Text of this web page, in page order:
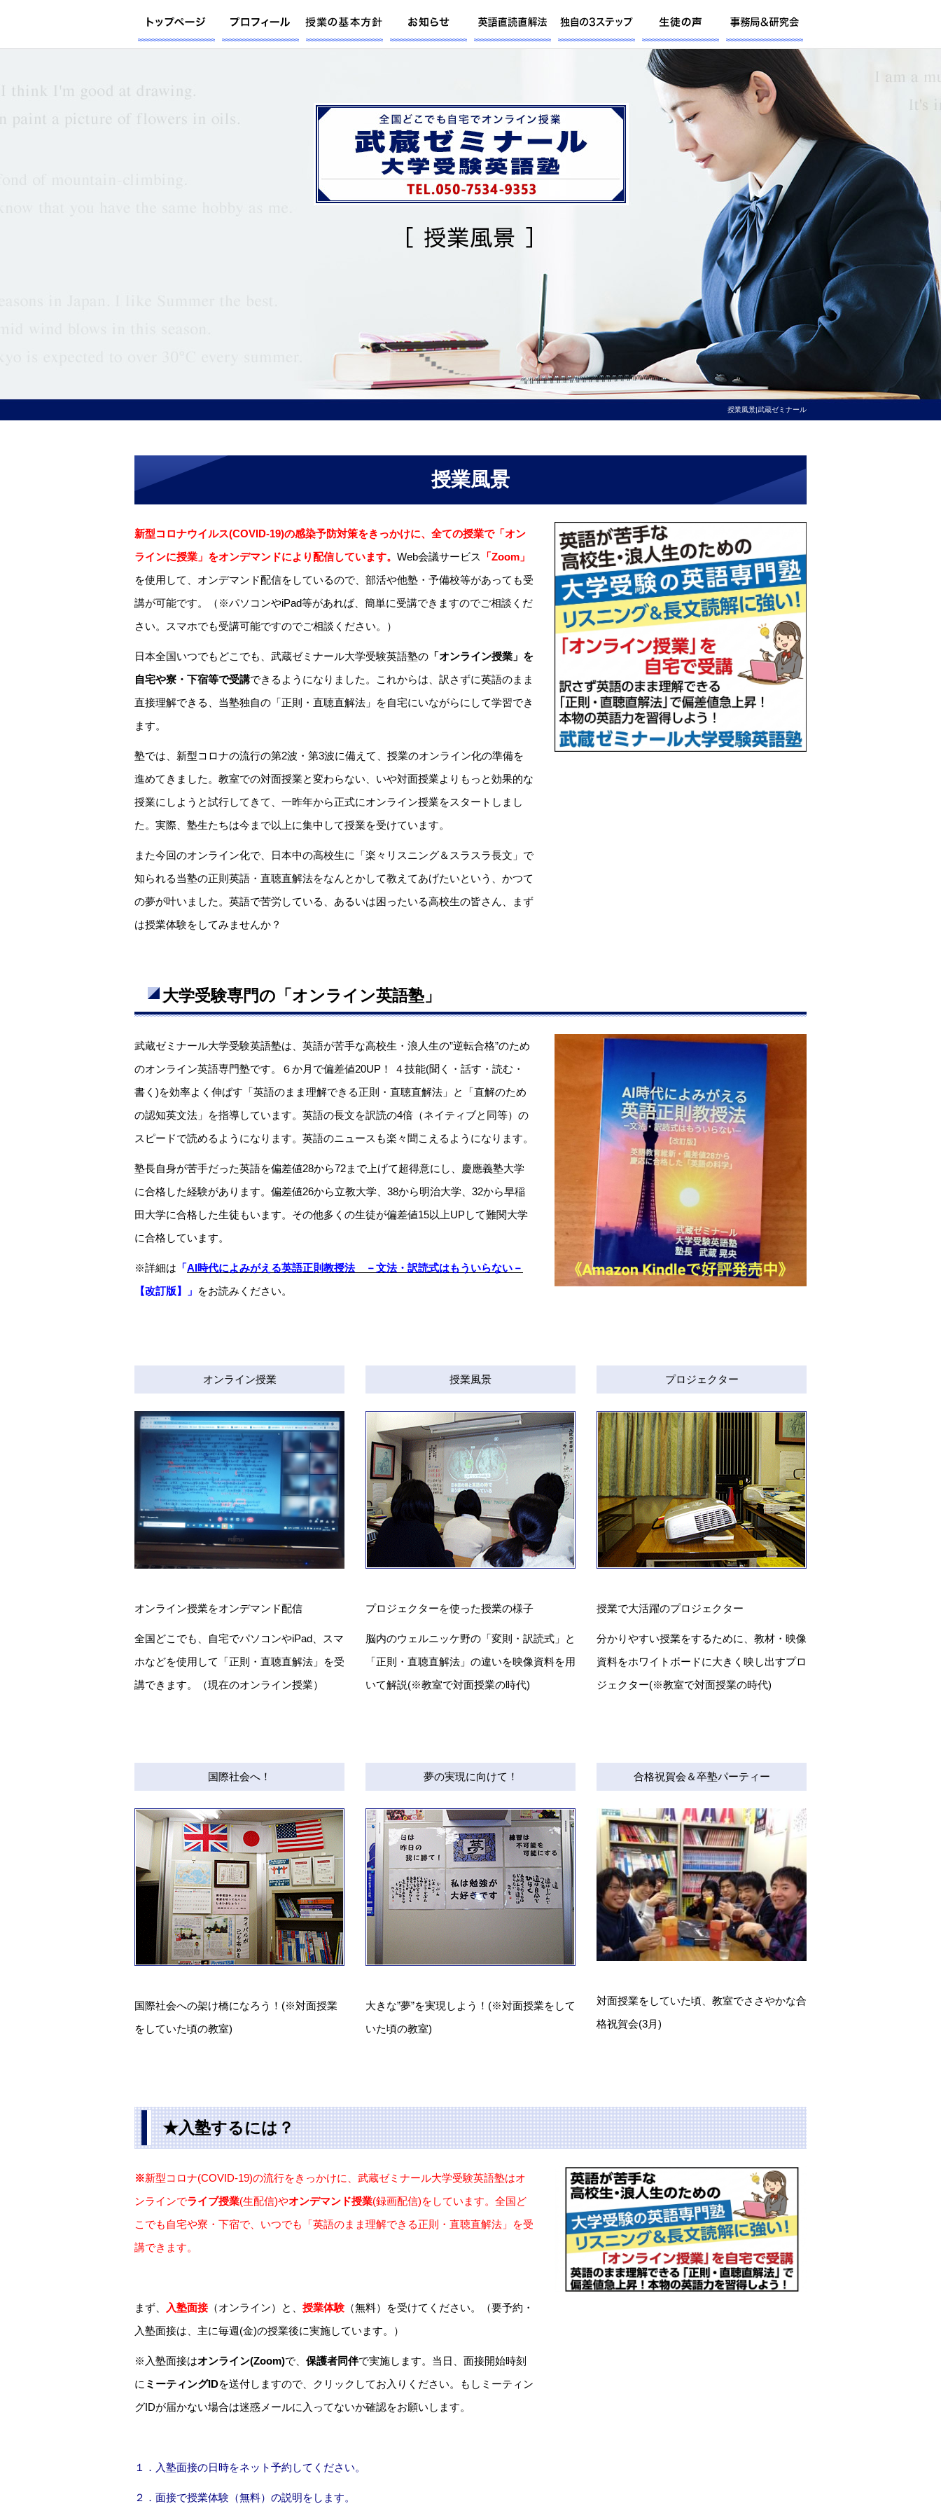
授業風景|武蔵ゼミナール
授業風景
新型コロナウイルス(COVID-19)の感染予防対策をきっかけに、全ての授業で「オン
ラインに授業」をオンデマンドにより配信しています。 Web会議サービス
「Zoom」
を使用して、オンデマンド配信をしているので、部活や他塾・予備校等があっても受
講が可能です。（※パソコンやiPad等があれば、簡単に受講できますのでご相談くだ
さい。スマホでも受講可能ですのでご相談ください。）
日本全国いつでもどこでも、武蔵ゼミナール大学受験英語塾の 「オンライン授業」を
自宅や寮・下宿等で受講できるようになりました。これからは、訳さずに英語のまま
直接理解できる、当塾独自の「正則・直聴直解法」を自宅にいながらにして学習でき
ます。
塾では、新型コロナの流行の第2波・第3波に備えて、授業のオンライン化の準備を
進めてきました。教室での対面授業と変わらない、いや対面授業よりもっと効果的な
授業にしようと試行してきて、一昨年から正式にオンライン授業をスタートしまし
た。実際、塾生たちは今まで以上に集中して授業を受けています。
また今回のオンライン化で、日本中の高校生に「楽々リスニング＆スラスラ長文」で
知られる当塾の正則英語・直聴直解法をなんとかして教えてあげたいという、かつて
の夢が叶いました。英語で苦労している、あるいは困ったいる高校生の皆さん、まず
は授業体験をしてみませんか？
大学受験専門の「オンライン英語塾」
武蔵ゼミナール大学受験英語塾は、英語が苦手な高校生・浪人生の”逆転合格”のため
のオンライン英語専門塾です。６か月で偏差値20UP！ ４技能(聞く・話す・読む・
書く)を効率よく伸ばす「英語のまま理解できる正則・直聴直解法」と「直解のため
の認知英文法」を指導しています。英語の長文を訳読の4倍（ネイティブと同等）の
スピードで読めるようになります。英語のニュースも楽々聞こえるようになります。
塾長自身が苦手だった英語を偏差値28から72まで上げて超得意にし、慶應義塾大学
に合格した経験があります。偏差値26から立教大学、38から明治大学、32から早稲
田大学に合格した生徒もいます。その他多くの生徒が偏差値15以上UPして難関大学
に合格しています。
※詳細は 「AI時代によみがえる英語正則教授法 －文法・訳読式はもういらない－
【改訂版】」 をお読みください。
オンライン授業
オンライン授業をオンデマンド配信
全国どこでも、自宅でパソコンやiPad、スマ
ホなどを使用して「正則・直聴直解法」を受
講できます。（現在のオンライン授業）
授業風景
プロジェクターを使った授業の様子
脳内のウェルニッケ野の「変則・訳読式」と
「正則・直聴直解法」の違いを映像資料を用
いて解説(※教室で対面授業の時代)
プロジェクター
授業で大活躍のプロジェクター
分かりやすい授業をするために、教材・映像
資料をホワイトボードに大きく映し出すプロ
ジェクター(※教室で対面授業の時代)
国際社会へ！
国際社会への架け橋になろう！(※対面授業
をしていた頃の教室)
夢の実現に向けて！
大きな”夢”を実現しよう！(※対面授業をして
いた頃の教室)
合格祝賀会＆卒塾パーティー
対面授業をしていた頃、教室でささやかな合
格祝賀会(3月)
★入塾するには？
※新型コロナ(COVID-19)の流行をきっかけに、 武蔵ゼミナール大学受験英語塾はオ
ンラインでライブ授業(生配信)やオンデマンド授業(録画配信)をしています。全国ど
こでも自宅や寮・下宿で、いつでも「英語のまま理解できる正則・直聴直解法」を受
講できます。
まず、 入塾面接（オンライン）と、 授業体験（無料）を受けてください。（要予約・
入塾面接は、主に毎週(金)の授業後に実施しています。）
※入塾面接はオンライン(Zoom)で、 保護者同伴で実施します。当日、面接開始時刻
に ミーティングIDを送付しますので、クリックしてお入りください。もしミーティン
グIDが届かない場合は迷惑メールに入ってないか確認をお願いします。
１．入塾面接の日時をネット予約してください。
２．面接で授業体験（無料）の説明をします。